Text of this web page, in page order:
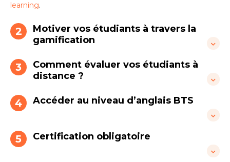
learning.
2
Motiver vos étudiants à travers la
gamification
La gamificationdésigne le fait de se servir du jeu dans un
autre domaine pour en augmenter l’acceptabilité. Cette
formation afin de :
augmenter leur engagement,
permettre une compréhension et une progression
3
Comment évaluer vos étudiants à
distance ?
Pour une bonne évaluation, plusieurs critères sont à
prendre en compte :
Le format de l’évaluation : plateforme e-learning,
messagerie en ligne, ENT, quiz, travail de groupe à
4 Accéder au niveau d’anglais BTS
Dès la session d’examens de 2022, les étudiants en BTS
devront passer une
5 Certification obligatoire